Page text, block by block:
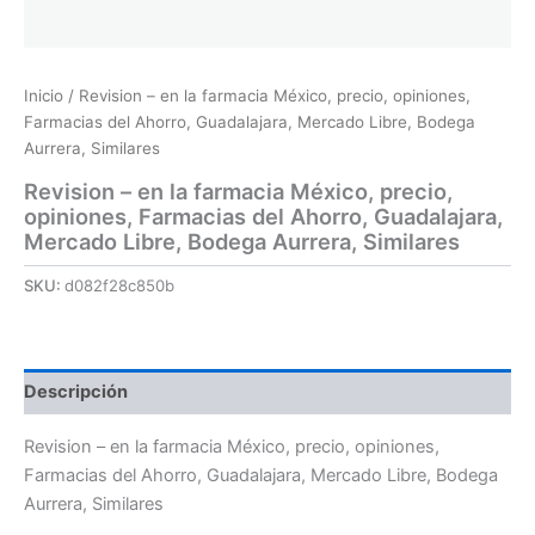
Inicio / Revision – en la farmacia México, precio, opiniones,
Farmacias del Ahorro, Guadalajara, Mercado Libre, Bodega
Aurrera, Similares
Revision – en la farmacia México, precio,
opiniones, Farmacias del Ahorro, Guadalajara,
Mercado Libre, Bodega Aurrera, Similares
SKU: d082f28c850b
Descripción
Revision – en la farmacia México, precio, opiniones,
Farmacias del Ahorro, Guadalajara, Mercado Libre, Bodega
Aurrera, Similares